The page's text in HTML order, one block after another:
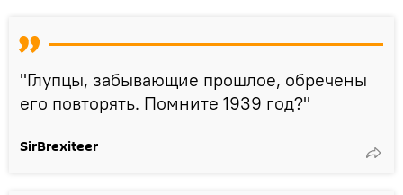
"Глупцы, забывающие прошлое, обречены
его повторять. Помните 1939 год?"
SirBrexiteer